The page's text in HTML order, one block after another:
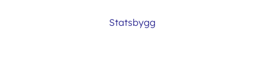
Statsbygg